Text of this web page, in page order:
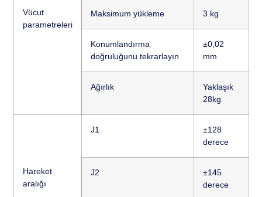
Vücut
parametreleri
Maksimum yükleme 3 kg
Konumlandırma
doğruluğunu tekrarlayın
±0,02
mm
Ağırlık
Yaklaşık
28kg
Hareket
aralığı
J1
±128
derece
J2
±145
derece